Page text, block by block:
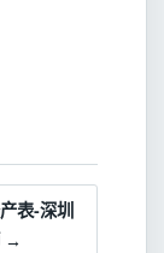
表-深圳
→